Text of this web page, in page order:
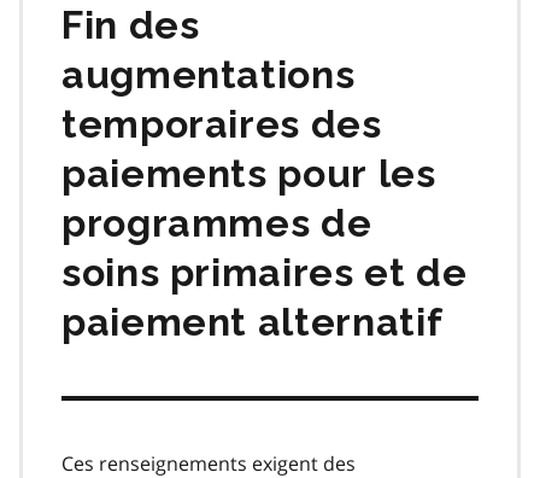
Fin des
augmentations
temporaires des
paiements pour les
programmes de
soins primaires et de
paiement alternatif
Ces renseignements exigent des